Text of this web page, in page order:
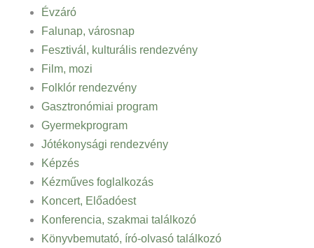
Évzáró
Falunap, városnap
Fesztivál, kulturális rendezvény
Film, mozi
Folklór rendezvény
Gasztronómiai program
Gyermekprogram
Jótékonysági rendezvény
Képzés
Kézműves foglalkozás
Koncert, Előadóest
Konferencia, szakmai találkozó
Könyvbemutató, író-olvasó találkozó